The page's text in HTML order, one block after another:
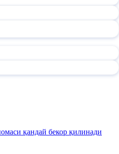
қандай бекор қилинади